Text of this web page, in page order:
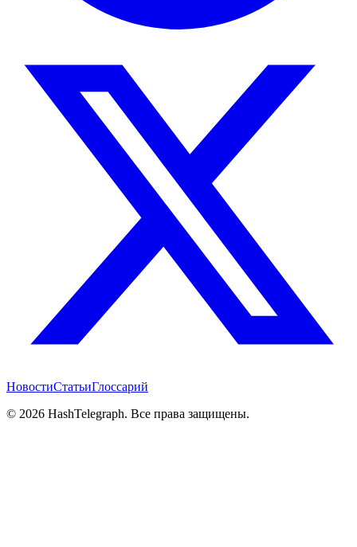
НовостиСтатьиГлоссарий
© 2026 HashTelegraph. Все права защищены.